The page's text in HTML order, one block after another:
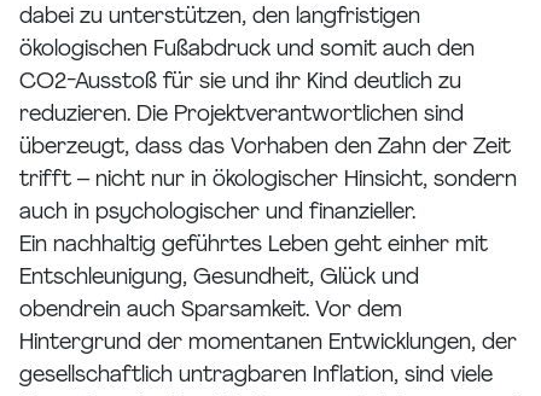
dabei zu unterstützen, den langfristigen
ökologischen Fußabdruck und somit auch den
CO2-Ausstoß für sie und ihr Kind deutlich zu
reduzieren. Die Projektverantwortlichen sind
überzeugt, dass das Vorhaben den Zahn der Zeit
trifft – nicht nur in ökologischer Hinsicht, sondern
auch in psychologischer und finanzieller.
Ein nachhaltig geführtes Leben geht einher mit
Entschleunigung, Gesundheit, Glück und
obendrein auch Sparsamkeit. Vor dem
Hintergrund der momentanen Entwicklungen, der
gesellschaftlich untragbaren Inflation, sind viele